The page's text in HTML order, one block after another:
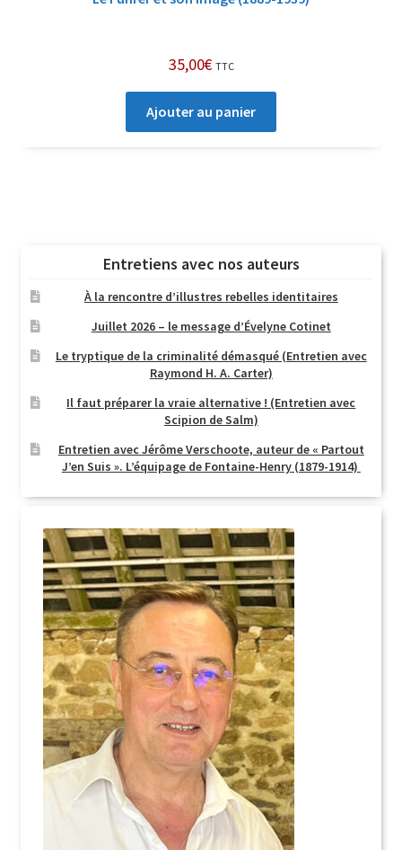
35,00€ TTC
Ajouter au panier
Entretiens avec nos auteurs
À la rencontre d’illustres rebelles identitaires
Juillet 2026 – le message d’Évelyne Cotinet
Le tryptique de la criminalité démasqué (Entretien avec
Raymond H. A. Carter)
Il faut préparer la vraie alternative ! (Entretien avec
Scipion de Salm)
Entretien avec Jérôme Verschoote, auteur de « Partout
J’en Suis ». L’équipage de Fontaine-Henry (1879-1914)